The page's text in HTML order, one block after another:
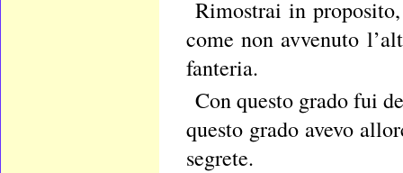
Rimostrai in
come non avvenuto
fanteria.
Con questo grado fui
questo grado avevo
segrete.